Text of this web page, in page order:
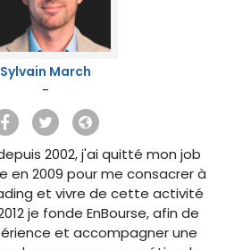
Sylvain March
-
2002, j'ai quitté mon job
en 2009 pour me consacrer à
et vivre de cette activité
je fonde EnBourse, afin de
et accompagner une